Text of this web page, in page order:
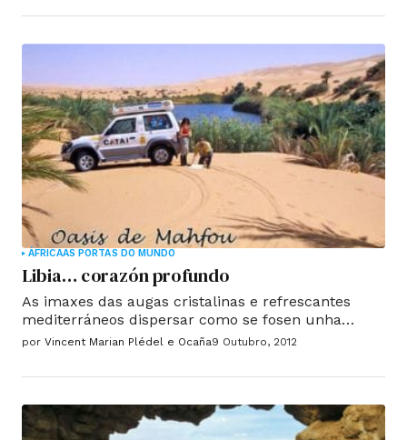
exploración europea comezou só hai dous séculos.
ÁFRICAAS PORTAS DO MUNDO
Libia… corazón profundo
As imaxes das augas cristalinas e refrescantes
mediterráneos dispersar como se fosen unha
miraxe ilusoria. Templos, anfiteatros, columnas da
polo noso espello retrovisor e facer unha
por Vincent Marian Plédel e Ocaña9 Outubro, 2012